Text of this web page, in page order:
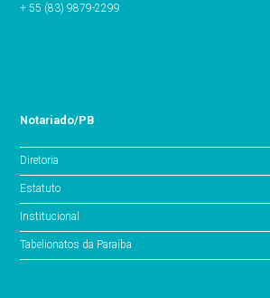
+ 55 (83) 9879-2299
Notariado/PB
Diretoria
Estatuto
Institucional
Tabelionatos da Paraíba